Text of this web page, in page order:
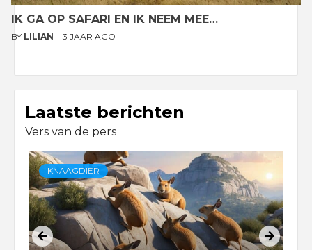
IK GA OP SAFARI EN IK NEEM MEE…
BY LILIAN 3 JAAR AGO
Laatste berichten
Vers van de pers
KNAAGDIER